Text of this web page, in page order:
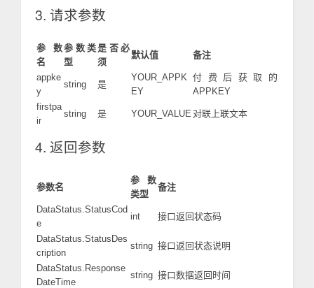
3. 请求参数
参数
名
参数类
型
是否必
须
默认值 备注
appke
y
string 是
YOUR_APPK
EY
付费后获取的
APPKEY
firstpa
ir
string 是 YOUR_VALUE 对联上联文本
4. 返回参数
参数名
参数
类型
备注
DataStatus.StatusCod
e
int 接口返回状态码
DataStatus.StatusDes
cription
string 接口返回状态说明
DataStatus.Response
DateTime
string 接口数据返回时间